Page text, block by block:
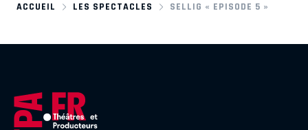
ACCUEIL LES SPECTACLES SELLIG « EPISODE 5 »